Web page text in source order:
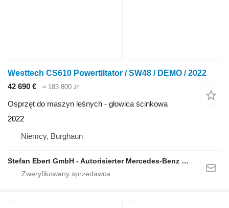
Westtech CS610 Powertiltator / SW48 / DEMO / 2022
42 690 €
≈ 183 800 zł
Osprzęt do maszyn leśnych - głowica ścinkowa
2022
Niemcy, Burghaun
Stefan Ebert GmbH - Autorisierter Mercedes-Benz Servicepartner